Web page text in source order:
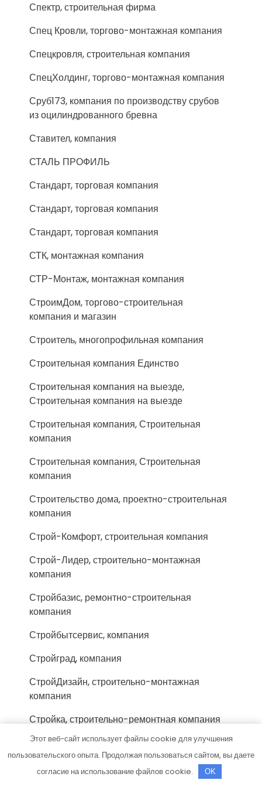
Спектр, строительная фирма
Спец Кровли, торгово-монтажная компания
Спецкровля, строительная компания
СпецХолдинг, торгово-монтажная компания
Сруб173, компания по производству срубов
из оцилиндрованного бревна
Ставител, компания
СТАЛЬ ПРОФИЛЬ
Стандарт, торговая компания
Стандарт, торговая компания
Стандарт, торговая компания
СТК, монтажная компания
СТР-Монтаж, монтажная компания
СтроимДом, торгово-строительная
компания и магазин
Строитель, многопрофильная компания
Строительная компания Единство
Строительная компания на выезде,
Строительная компания на выезде
Строительная компания, Строительная
компания
Строительная компания, Строительная
компания
Строительство дома, проектно-строительная
компания
Строй-Комфорт, строительная компания
Строй-Лидер, строительно-монтажная
компания
Стройбазис, ремонтно-строительная
компания
Стройбытсервис, компания
Стройград, компания
СтройДизайн, строительно-монтажная
компания
Стройка, строительно-ремонтная компания
СтройКом, торгово-строительная компания
СтройМастер, магазин строительных
Этот веб-сайт использует файлы cookie для улучшения
пользовательского опыта. Продолжая пользоваться сайтом, вы даете
согласие на использование файлов cookie.
OK